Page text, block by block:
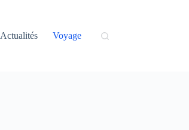
Actualités
Voyage